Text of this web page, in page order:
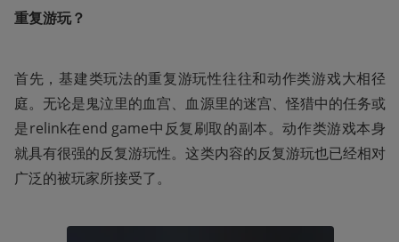
重复游玩？
首先，基建类玩法的重复游玩性往往和动作类游戏大相径
庭。无论是鬼泣里的血宫、血源里的迷宫、怪猎中的任务或
是relink在end game中反复刷取的副本。动作类游戏本身
就具有很强的反复游玩性。这类内容的反复游玩也已经相对
广泛的被玩家所接受了。